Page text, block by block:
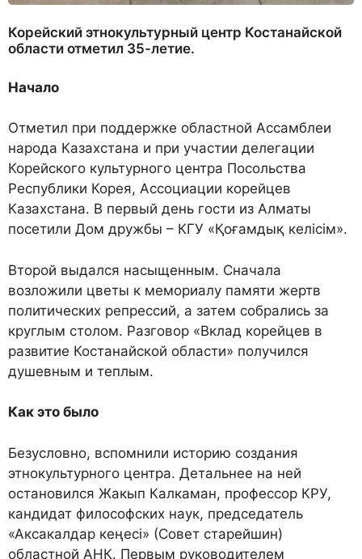
Корейский этнокультурный центр Костанайской
области отметил 35-летие.
Начало
Отметил при поддержке областной Ассамблеи
народа Казахстана и при участии делегации
Корейского культурного центра Посольства
Республики Корея, Ассоциации корейцев
Казахстана. В первый день гости из Алматы
посетили Дом дружбы – КГУ «Қоғамдық келісім».
Второй выдался насыщенным. Сначала
возложили цветы к мемориалу памяти жертв
политических репрессий, а затем собрались за
круглым столом. Разговор «Вклад корейцев в
развитие Костанайской области» получился
душевным и теплым.
Как это было
Безусловно, вспомнили историю создания
этнокультурного центра. Детальнее на ней
остановился Жакып Калкаман, профессор КРУ,
кандидат философских наук, председатель
«Аксакалдар кеңесі» (Совет старейшин)
областной АНК. Первым руководителем